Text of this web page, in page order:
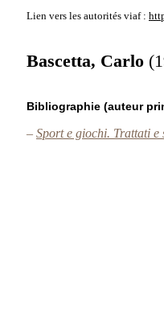
Lien vers les autorités viaf :
Bascetta, Carlo
Bibliographie (auteur
– Sport e giochi. Trattati